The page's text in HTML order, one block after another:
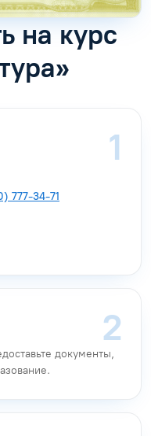
на курс
777-34-71
документы,